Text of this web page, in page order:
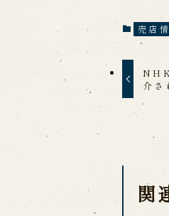
売店
介さ
関